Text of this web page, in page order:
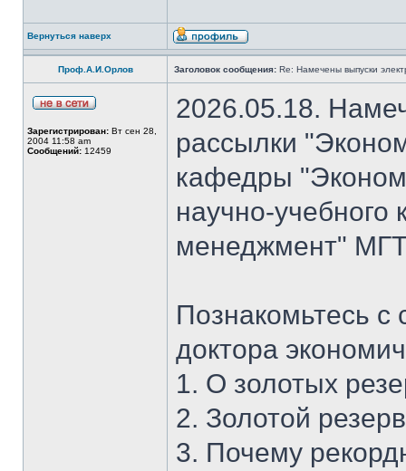
Вернуться наверх
Проф.А.И.Орлов Заголовок сообщения: Re: Намечены выпуски
Зарегистрирован: Вт сен 28,
2004 11:58 am
Сообщений: 12459
2026.05.18.
рассылки
кафедры
научно-
менеджмент"
Познакомьтесь с
доктора
1. О золотых
2. Золотой
3. Почему